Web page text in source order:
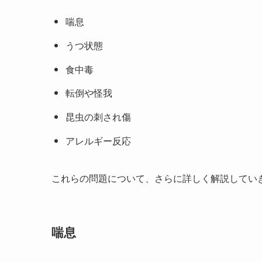
喘息
うつ状態
食中毒
転倒や怪我
昆虫の刺され傷
アレルギー反応
これらの問題について、さらに詳しく解説してい
喘息